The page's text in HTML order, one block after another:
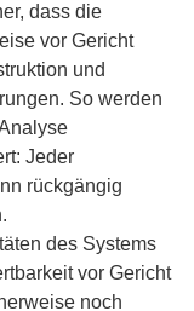
dass die
vor Gericht
und
So werden
Jeder
rückgängig
des Systems
vor Gericht
noch